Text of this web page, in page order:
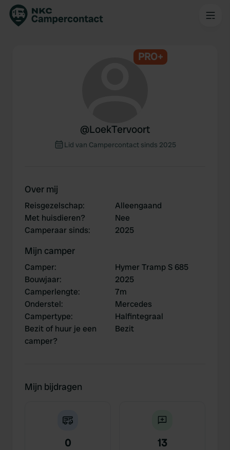
PRO+
@LoekTervoort
Lid van Campercontact sinds 2025
Over mij
Reisgezelschap:
Alleengaand
Met huisdieren?
Nee
Camperaar sinds: 2025
Mijn camper
Camper:
Hymer Tramp S 685
Bouwjaar:
2025
Camperlengte:
7m
Onderstel:
Mercedes
Campertype:
Halfintegraal
Bezit of huur je een
camper?
Bezit
Mijn bijdragen
0 13